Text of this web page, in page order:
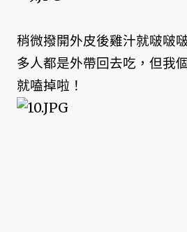
稍微撥開外皮後雞汁就啵啵
多人都是外帶回去吃，但我
就嗑掉啦！